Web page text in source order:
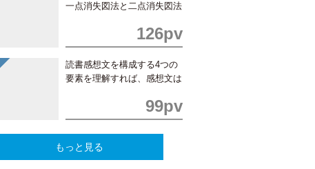
一点消失図法と二点消失図法
126pv
読書感想文を構成する4つの
要素を理解すれば、感想文は
99pv
もっと見る